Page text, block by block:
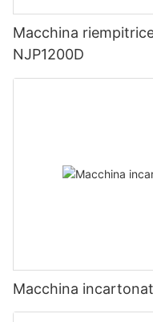
Macchina
NJP1200D
Macchina